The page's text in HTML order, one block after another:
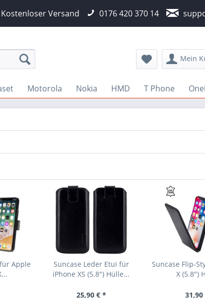
Kostenloser Versand 0176 420 370 14
Mein
Motorola Nokia HMD T Phone
Apple
Suncase Leder Etui für
iPhone XS (5.8") Hülle...
25,90 € *
Suncase Flip-
X (5.8")